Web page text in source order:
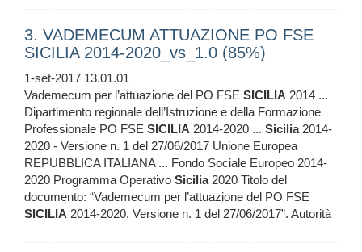
3. VADEMECUM ATTUAZIONE PO FSE
SICILIA 2014-2020_vs_1.0 (85%)
1-set-2017 13.01.01
Vademecum per l’attuazione del PO FSE SICILIA 2014 ...
Dipartimento regionale dell’Istruzione e della Formazione
Professionale PO FSE SICILIA 2014-2020 ... Sicilia2014-
2020 - Versione n. 1 del 27/06/2017 Unione Europea
REPUBBLICA ITALIANA ... Fondo Sociale Europeo 2014-
2020 Programma Operativo Sicilia2020 Titolo del
documento: “Vademecum per l’attuazione del PO FSE
SICILIA 2014-2020. Versione n. 1 del 27/06/2017”. Autorità